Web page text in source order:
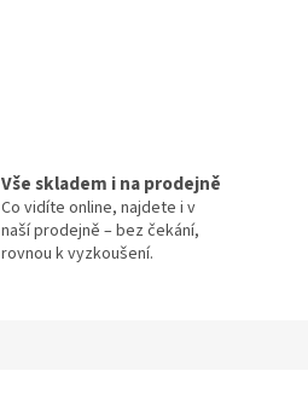
Vše skladem i na prodejně
Co vidíte online, najdete i v
naší prodejně – bez čekání,
rovnou k vyzkoušení.